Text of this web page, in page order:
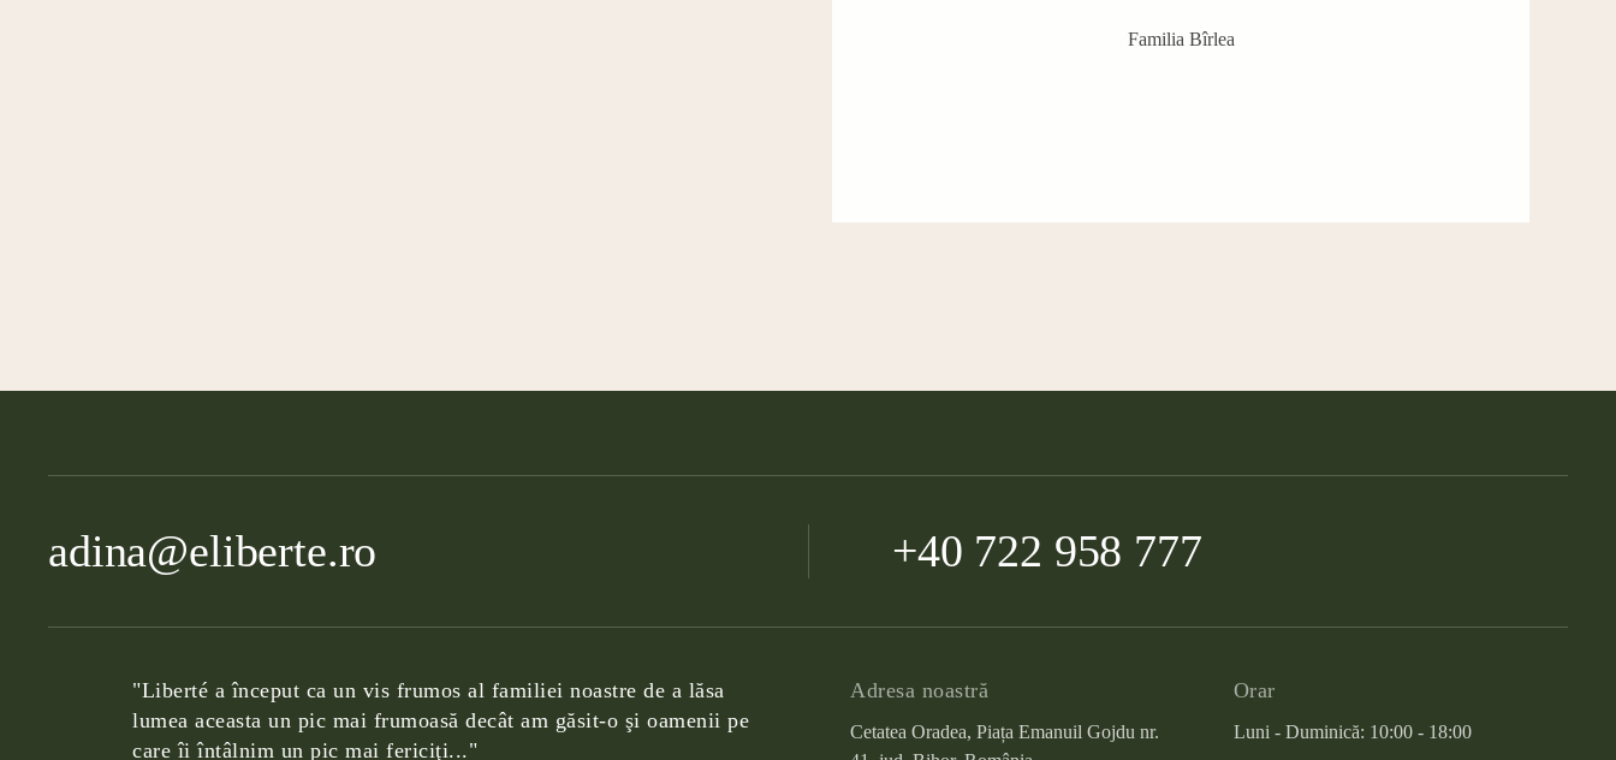
Familia Bîrlea
adina@eliberte.ro +40 722 958 777
"Liberté a început ca un vis frumos al familiei noastre de a lăsa
lumea aceasta un pic mai frumoasă decât am găsit-o şi oamenii pe
care îi întâlnim un pic mai fericiţi..."
Adresa noastră
Cetatea Oradea, Piața Emanuil Gojdu nr.
Orar
Luni - Duminică: 10:00 - 18:00